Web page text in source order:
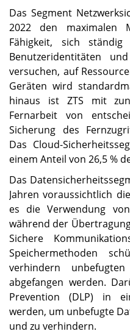
Das Segment
2022 den maximalen
Fähigkeit, sich
Benutzeridentitäten
versuchen, auf
Geräten wird
hinaus ist ZTS mit
Fernarbeit von
Sicherung des
Das Cloud-
einem Anteil von 26,5 %
Das
Jahren voraussichtlich
es die Verwendung
während der
Sichere
Speichermethoden
verhindern
abgefangen werden.
Prevention (DLP) in
werden, um unbefugte
und zu verhindern.